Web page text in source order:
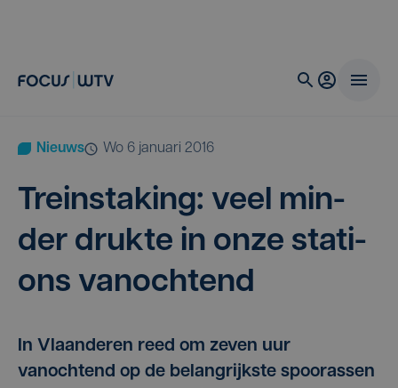
Nieuws wo 6 januari 2016
Trein­sta­king: veel min­
der druk­te in onze sta­ti­
ons vanochtend
In Vlaanderen reed om zeven uur
vanochtend op de belangrijkste spoorassen